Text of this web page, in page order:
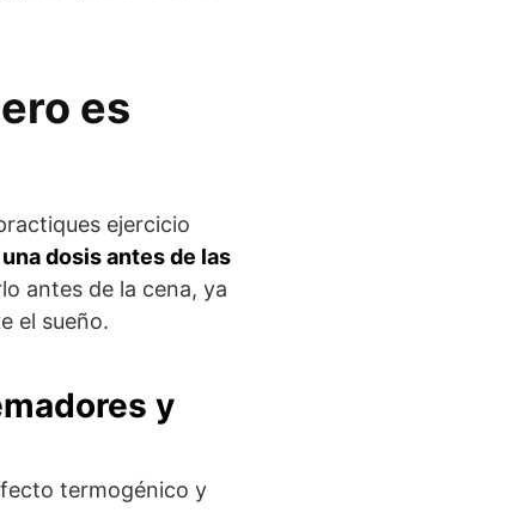
es
ejercicio
una dosis antes de las
antes de la cena, ya
el sueño.
y
termogénico y